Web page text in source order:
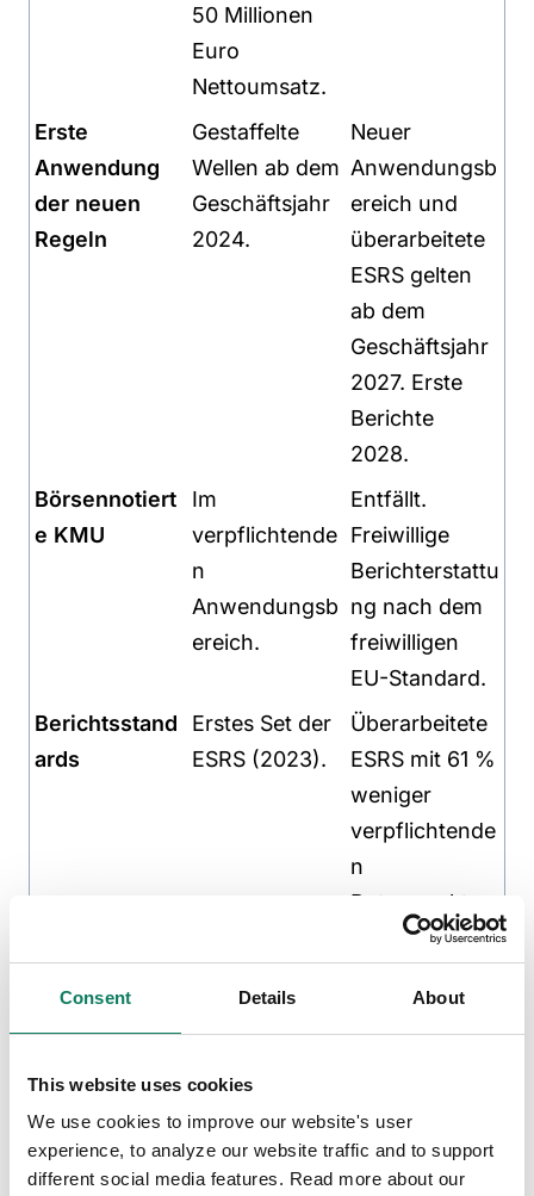
Consent Details About
This website uses cookies
We use cookies to improve our website's user
experience, to analyze our website traffic and to support
different social media features. Read more about our
50 Millionen
Euro
Nettoumsatz.
Erste
Anwendung
der neuen
Regeln
Gestaffelte
Wellen ab dem
Geschäftsjahr
2024.
Neuer
Anwendungsb
ereich und
überarbeitete
ESRS gelten
ab dem
Geschäftsjahr
2027. Erste
Berichte
2028.
Börsennotiert
e KMU
Im
verpflichtende
n
Anwendungsb
ereich.
Entfällt.
Freiwillige
Berichterstattu
ng nach dem
freiwilligen
EU-Standard.
Berichtsstand
ards
Erstes Set der
ESRS (2023).
Überarbeitete
ESRS mit 61 %
weniger
verpflichtende
n
Datenpunkten.
Optional für
Geschäftsjahr
Sektorspezifi
sche ESRS
Die
Kommission
war
entfällt. Die
Kommission